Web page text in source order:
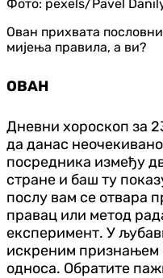
Фото: pexels/Pavel
Ован прихвата
мијења правила, а ви?
ОВАН
Дневни хороскоп за
да данас
посредника између
стране и баш ту
послу вам се отвара
правац или метод
експеримент. У
искреним признањем
односа. Обратите